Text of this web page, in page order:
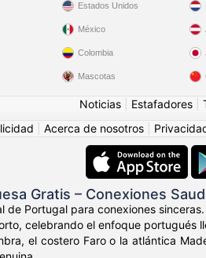
Estados Unidos
México
Colombia
Mascotas
Noticias Estafadores
Acerca de nosotros
Gratis – Conexiones
de Portugal para conexiones
celebrando el enfoque portugués
el costero Faro o la atlántica